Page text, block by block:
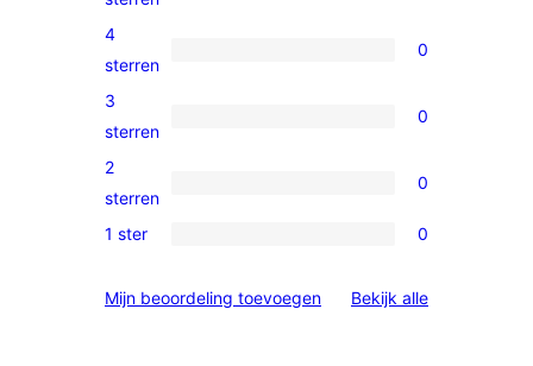
5
ster
0
4
sterren
4
sterren
0
0
3
sterren
3
sterren
0
0
2
beoordelingen
2
sterren
0
0
sterren
1 ster 0
Mijn beoordeling toevoegen Bekijk alle